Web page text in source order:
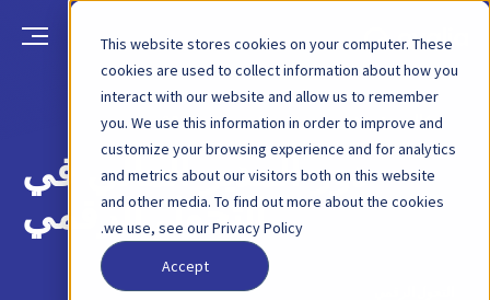
This website stores cookies on your computer. These
cookies are used to collect information about how you
interact with our website and allow us to remember
you. We use this information in order to improve and
customize your browsing experience and for analytics
and metrics about our visitors both on this website
and other media. To find out more about the cookies
we use, see our Privacy Policy.
Accept
العودةمنشور مدونة 8 ديسمبر 2021
دور المدير المالي في
التحول الرقمي